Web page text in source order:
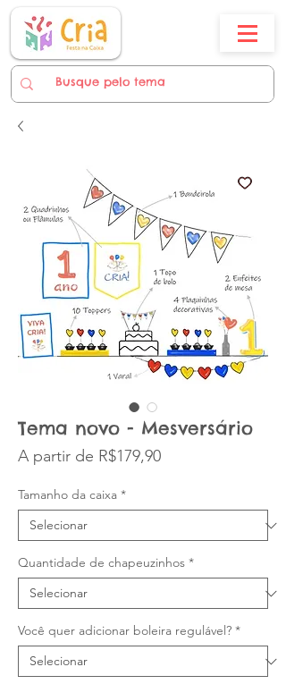
Tema novo - Mesversário
A partir de R$179,90Preço promocional
Tamanho da caixa *
Quantidade de chapeuzinhos *
Você quer adicionar boleira regulável? *